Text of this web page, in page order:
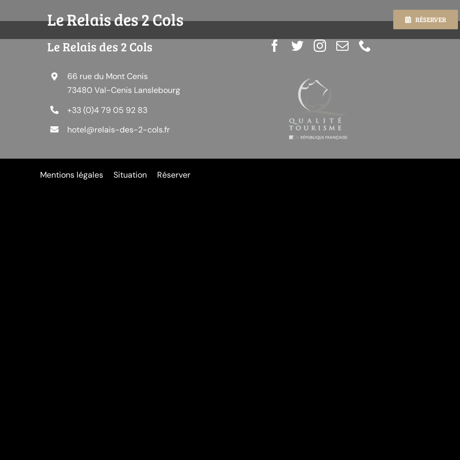
Le Relais des 2 Cols RÉSERVER
Le Relais des 2 Cols
66 rue du Mont Cenis
73480 Val-Cenis Lanslebourg
+33 (0)4 79 05 92 83
hotel@relais-des-2-cols.fr
Mentions légales Situation Réserver